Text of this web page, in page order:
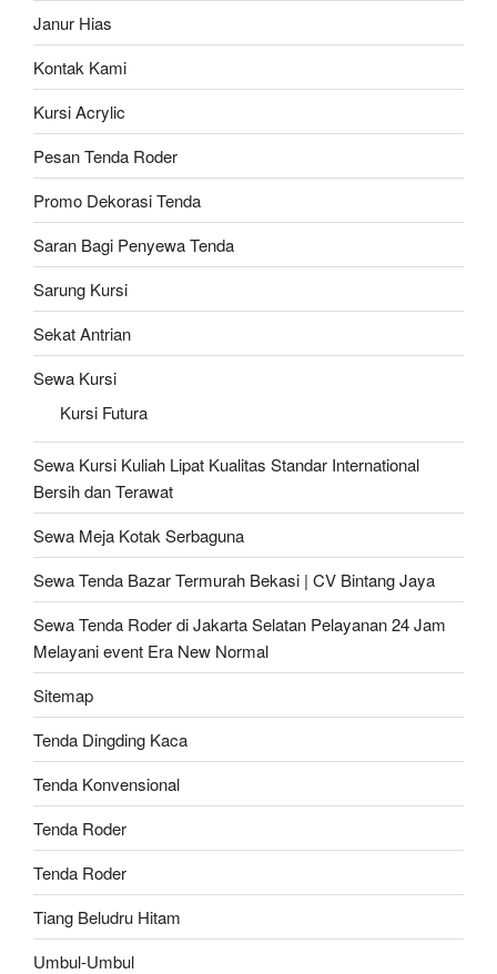
Janur Hias
Kontak Kami
Kursi Acrylic
Pesan Tenda Roder
Promo Dekorasi Tenda
Saran Bagi Penyewa Tenda
Sarung Kursi
Sekat Antrian
Sewa Kursi
Kursi Futura
Sewa Kursi Kuliah Lipat Kualitas Standar International
Bersih dan Terawat
Sewa Meja Kotak Serbaguna
Sewa Tenda Bazar Termurah Bekasi | CV Bintang Jaya
Sewa Tenda Roder di Jakarta Selatan Pelayanan 24 Jam
Melayani event Era New Normal
Sitemap
Tenda Dingding Kaca
Tenda Konvensional
Tenda Roder
Tenda Roder
Tiang Beludru Hitam
Umbul-Umbul